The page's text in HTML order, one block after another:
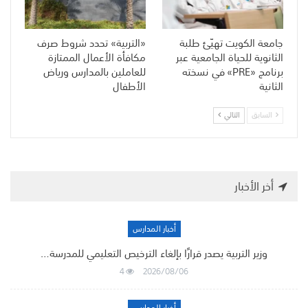
جامعة الكويت تهيّئ طلبة
الثانوية للحياة الجامعية عبر
برنامج «PRE» في نسخته
الثانية
«التربية» تحدد شروط صرف
مكافأة الأعمال الممتازة
للعاملين بالمدارس ورياض
الأطفال
السابق التالي
أخر الأخبار
أخبار المدارس
وزير التربية يصدر قرارًا بإلغاء الترخيص التعليمي للمدرسة…
2026/08/06
4